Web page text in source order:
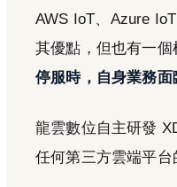
AWS IoT、Azure
其優點，但也有一個
停服時，自身業務面
龍雲數位自主研發
任何第三方雲端平台